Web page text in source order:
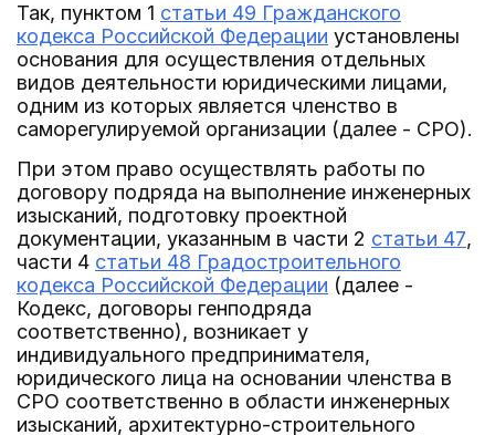
Так, пунктом 1 статьи 49 Гражданского
кодекса Российской Федерации установлены
основания для осуществления отдельных
видов деятельности юридическими лицами,
одним из которых является членство в
саморегулируемой организации (далее - СРО).
При этом право осуществлять работы по
договору подряда на выполнение инженерных
изысканий, подготовку проектной
документации, указанным в части 2 статьи 47,
части 4 статьи 48 Градостроительного
кодекса Российской Федерации (далее -
Кодекс, договоры генподряда
соответственно), возникает у
индивидуального предпринимателя,
юридического лица на основании членства в
СРО соответственно в области инженерных
изысканий, архитектурно-строительного